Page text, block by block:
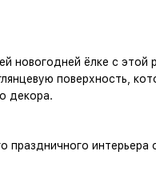
новогодней ёлке с
поверхность,
декора.
праздничного